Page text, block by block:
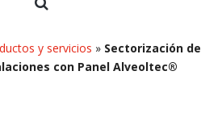
y servicios » Sectorización de
con Panel Alveoltec®